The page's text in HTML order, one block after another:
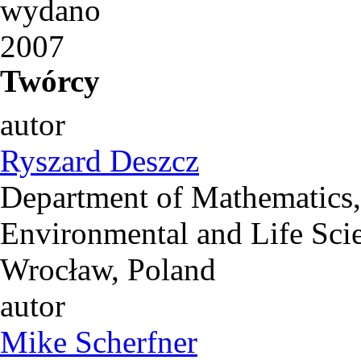
wydano
2007
Twórcy
autor
Ryszard Deszcz
Department of
Environmental and Life
Wrocław, Poland
autor
Mike Scherfner